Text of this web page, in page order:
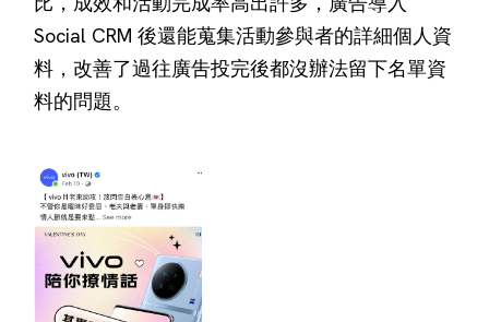
Social CRM 後還能蒐集活動參與者的詳細個人資
料，改善了過往廣吿投完後都沒辦法留下名單資
料的問題。